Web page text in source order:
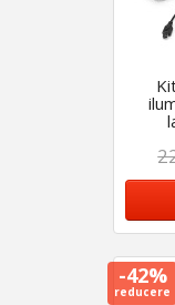
-42%
reducere